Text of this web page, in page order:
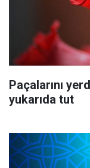
Paçalarını
yukarıda tut